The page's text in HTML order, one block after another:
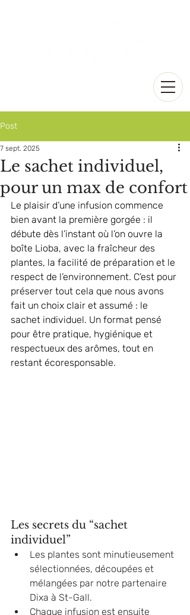
Post
Le sachet individuel,
pour un max de confort
7 sept. 2025
Le plaisir d’une infusion commence
bien avant la première gorgée : il
débute dès l’instant où l’on ouvre la
boîte Lioba, avec la fraîcheur des
plantes, la facilité de préparation et le
respect de l’environnement. C’est pour
préserver tout cela que nous avons
fait un choix clair et assumé : le
sachet individuel. Un format pensé
pour être pratique, hygiénique et
respectueux des arômes, tout en
restant écoresponsable.
Les secrets du “sachet
individuel”
Les plantes sont minutieusement
sélectionnées, découpées et
mélangées par notre partenaire
Dixa à St-Gall.
Chaque infusion est ensuite